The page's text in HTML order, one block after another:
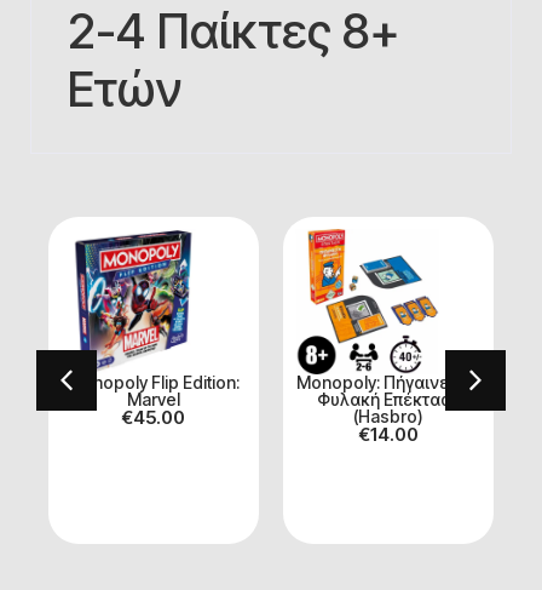
2-4 Παίκτες 8+
Ετών
Monopoly Flip Edition:
Marvel
€45.00
Monopoly: Πήγαινε στη
Φυλακή Επέκταση
(Hasbro)
€14.00